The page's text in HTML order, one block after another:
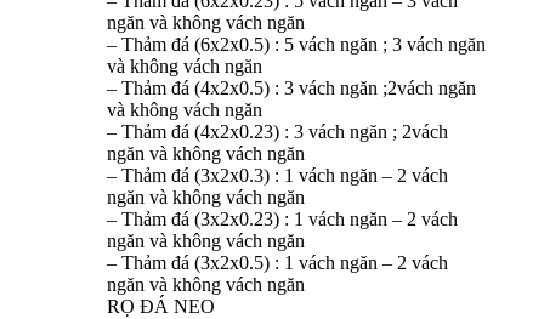
ngăn và không vách ngăn
– Thảm đá (6x2x0.5) : 5 vách ngăn ; 3 vách ngăn
và không vách ngăn
– Thảm đá (4x2x0.5) : 3 vách ngăn ;2vách ngăn
và không vách ngăn
– Thảm đá (4x2x0.23) : 3 vách ngăn ; 2vách
ngăn và không vách ngăn
– Thảm đá (3x2x0.3) : 1 vách ngăn – 2 vách
ngăn và không vách ngăn
– Thảm đá (3x2x0.23) : 1 vách ngăn – 2 vách
ngăn và không vách ngăn
– Thảm đá (3x2x0.5) : 1 vách ngăn – 2 vách
ngăn và không vách ngăn
RỌ ĐÁ NEO